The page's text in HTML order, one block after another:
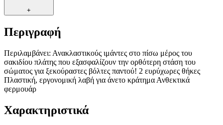
+
Περιγραφή
Περιλαμβάνει: Ανακλαστικούς ιμάντες στο πίσω μέρος του
σακιδίου πλάτης που εξασφαλίζουν την ορθότερη στάση του
σώματος για ξεκούραστες βόλτες παντού! 2 ευρύχωρες θήκες
Πλαστική, εργονομική λαβή για άνετο κράτημα Ανθεκτικά
φερμουάρ
Χαρακτηριστικά